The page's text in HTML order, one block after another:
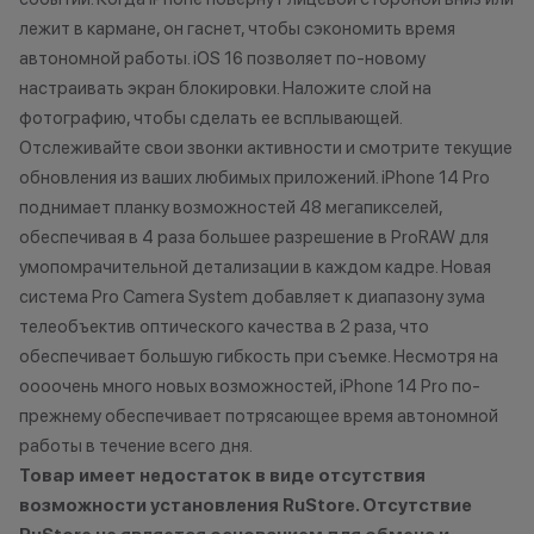
Технолев
Кэшбэк: 2%
Заряженный хищник
Кэшбэк: 3%
Царь техно-саванны
Кэшбэк: 4%
Важно знать
1 бонусный балл = 1 рубль.
Баллы начисляются автоматически
сразу после покупки.
лежит в кармане, он гаснет, чтобы сэкономить время
автономной работы. iOS 16 позволяет по-новому
настраивать экран блокировки. Наложите слой на
фотографию, чтобы сделать ее всплывающей.
Отслеживайте свои звонки активности и смотрите текущие
обновления из ваших любимых приложений. iPhone 14 Pro
поднимает планку возможностей 48 мегапикселей,
обеспечивая в 4 раза большее разрешение в ProRAW для
умопомрачительной детализации в каждом кадре. Новая
система Pro Camera System добавляет к диапазону зума
телеобъектив оптического качества в 2 раза, что
обеспечивает большую гибкость при съемке. Несмотря на
оооочень много новых возможностей, iPhone 14 Pro по-
прежнему обеспечивает потрясающее время автономной
работы в течение всего дня.
Товар имеет недостаток в виде отсутствия
возможности установления RuStore. Отсутствие